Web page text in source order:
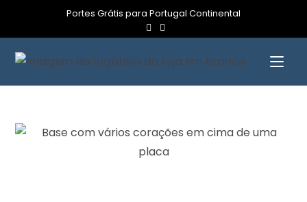
Portes Grátis para Portugal Continental